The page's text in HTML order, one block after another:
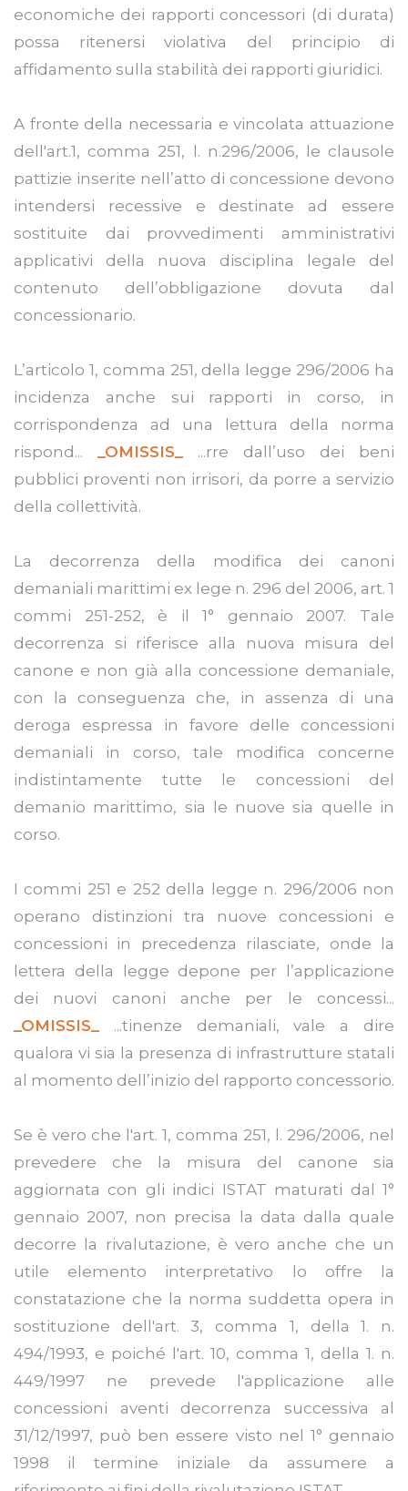
economiche dei rapporti concessori (di durata)
possa ritenersi violativa del principio di
affidamento sulla stabilità dei rapporti giuridici.
A fronte della necessaria e vincolata attuazione
dell'art.1, comma 251, l. n.296/2006, le clausole
pattizie inserite nell’atto di concessione devono
intendersi recessive e destinate ad essere
sostituite dai provvedimenti amministrativi
applicativi della nuova disciplina legale del
contenuto dell’obbligazione dovuta dal
concessionario.
L’articolo 1, comma 251, della legge 296/2006 ha
incidenza anche sui rapporti in corso, in
corrispondenza ad una lettura della norma
rispond...
_OMISSIS_
...rre dall’uso dei beni
pubblici proventi non irrisori, da porre a servizio
della collettività.
La decorrenza della modifica dei canoni
demaniali marittimi ex lege n. 296 del 2006, art. 1
commi 251-252, è il 1° gennaio 2007. Tale
decorrenza si riferisce alla nuova misura del
canone e non già alla concessione demaniale,
con la conseguenza che, in assenza di una
deroga espressa in favore delle concessioni
demaniali in corso, tale modifica concerne
indistintamente tutte le concessioni del
demanio marittimo, sia le nuove sia quelle in
corso.
I commi 251 e 252 della legge n. 296/2006 non
operano distinzioni tra nuove concessioni e
concessioni in precedenza rilasciate, onde la
lettera della legge depone per l’applicazione
dei nuovi canoni anche per le concessi...
_OMISSIS_
...tinenze demaniali, vale a dire
qualora vi sia la presenza di infrastrutture statali
al momento dell’inizio del rapporto concessorio.
Se è vero che l'art. 1, comma 251, l. 296/2006, nel
prevedere che la misura del canone sia
aggiornata con gli indici ISTAT maturati dal 1°
gennaio 2007, non precisa la data dalla quale
decorre la rivalutazione, è vero anche che un
utile elemento interpretativo lo offre la
constatazione che la norma suddetta opera in
sostituzione dell'art. 3, comma 1, della 1. n.
494/1993, e poiché l'art. 10, comma 1, della 1. n.
449/1997 ne prevede l'applicazione alle
concessioni aventi decorrenza successiva al
31/12/1997, può ben essere visto nel 1° gennaio
1998 il termine iniziale da assumere a